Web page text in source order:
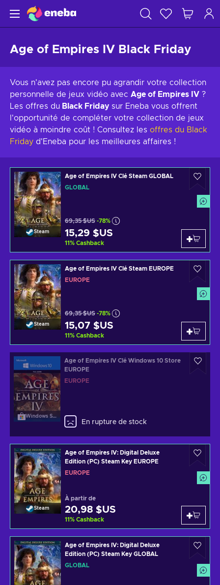
Age of Empires IV Black Friday
Vous n'avez pas encore pu agrandir votre collection
personnelle de jeux vidéo avec Age of Empires IV ?
Les offres du Black Friday sur Eneba vous offrent
l'opportunité de compléter votre collection de jeux
vidéo à moindre coût ! Consultez les offres du Black
Friday d'Eneba pour les meilleures affaires !
Steam
Age of Empires IV Clé Steam GLOBAL
GLOBAL
69,35 $US -78%
15,29 $US
11% Cashback
Steam
Age of Empires IV Clé Steam EUROPE
EUROPE
69,35 $US -78%
15,07 $US
11% Cashback
Windows Store
Age of Empires IV Clé Windows 10 Store
EUROPE
EUROPE
En rupture de stock
Steam
Age of Empires IV: Digital Deluxe
Edition (PC) Steam Key EUROPE
EUROPE
À partir de
20,98 $US
11% Cashback
Age of Empires IV: Digital Deluxe
Edition (PC) Steam Key GLOBAL
GLOBAL